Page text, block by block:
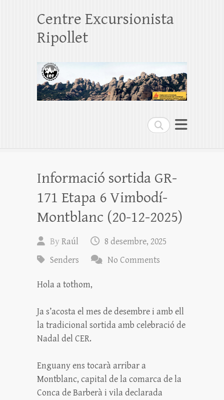
Search
Centre Excursionista
Ripollet
Informació sortida GR-
171 Etapa 6 Vimbodí-
Montblanc (20-12-2025)
ByRaúl
8 desembre, 2025
Senders
No Comments
Hola a tothom,
Ja s’acosta el mes de desembre i amb ell
la tradicional sortida amb celebració de
Nadal del CER.
Enguany ens tocarà arribar a
Montblanc, capital de la comarca de la
Conca de Barberà i vila declarada